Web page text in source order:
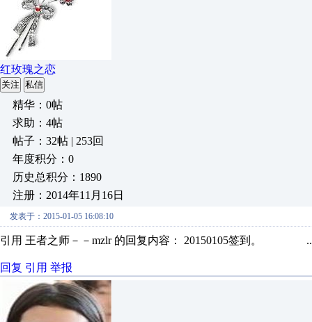
红玫瑰之恋
关注 私信
精华：0帖
求助：4帖
帖子：32帖 | 253回
年度积分：0
历史总积分：1890
注册：2014年11月16日
发表于：2015-01-05 16:08:10
引用 王者之师－－mzlr 的回复内容： 20150105签到。
回复 引用 举报